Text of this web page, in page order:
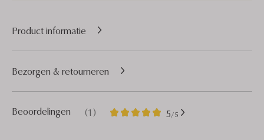
Product informatie
Beoordelingen (1) 5/5
1
5
Bezorgen & retourneren